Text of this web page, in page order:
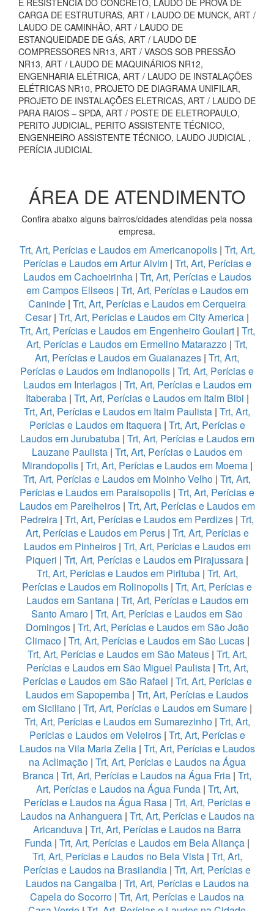
E RESISTÊNCIA DO CONCRETO, LAUDO DE PROVA DE
CARGA DE ESTRUTURAS, ART / LAUDO DE MUNCK, ART /
LAUDO DE CAMINHÃO, ART / LAUDO DE
ESTANQUEIDADE DE GÁS, ART / LAUDO DE
COMPRESSORES NR13, ART / VASOS SOB PRESSÃO
NR13, ART / LAUDO DE MAQUINÁRIOS NR12,
ENGENHARIA ELÉTRICA, ART / LAUDO DE INSTALAÇÕES
ELÉTRICAS NR10, PROJETO DE DIAGRAMA UNIFILAR,
PROJETO DE INSTALAÇÕES ELETRICAS, ART / LAUDO DE
PARA RAIOS – SPDA, ART / POSTE DE ELETROPAULO,
PERITO JUDICIAL, PERITO ASSISTENTE TÉCNICO,
ENGENHEIRO ASSISTENTE TÉCNICO, LAUDO JUDICIAL ,
PERÍCIA JUDICIAL
ÁREA DE ATENDIMENTO
Confira abaixo alguns bairros/cidades atendidas pela nossa
empresa.
Trt, Art, Perícias e Laudos em Americanopolis | Trt, Art,
Perícias e Laudos em Artur Alvim | Trt, Art, Perícias e
Laudos em Cachoeirinha| Trt, Art, Perícias e Laudos
em Campos Eliseos | Trt, Art, Perícias e Laudos em
Caninde | Trt, Art, Perícias e Laudos em Cerqueira
Cesar| Trt, Art, Perícias e Laudos em City America |
Trt, Art, Perícias e Laudos em Engenheiro Goulart | Trt,
Art, Perícias e Laudos em Ermelino Matarazzo | Trt,
Art, Perícias e Laudos em Guaianazes | Trt, Art,
Perícias e Laudos em Indianopolis | Trt, Art, Perícias e
Laudos em Interlagos| Trt, Art, Perícias e Laudos em
Itaberaba| Trt, Art, Perícias e Laudos em Itaim Bibi |
Trt, Art, Perícias e Laudos em Itaim Paulista | Trt, Art,
Perícias e Laudos em Itaquera| Trt, Art, Perícias e
Laudos em Jurubatuba| Trt, Art, Perícias e Laudos em
Lauzane Paulista | Trt, Art, Perícias e Laudos em
Mirandopolis| Trt, Art, Perícias e Laudos em Moema|
Trt, Art, Perícias e Laudos em Moinho Velho | Trt, Art,
Perícias e Laudos em Paraisopolis | Trt, Art, Perícias e
Laudos em Parelheiros| Trt, Art, Perícias e Laudos em
Pedreira | Trt, Art, Perícias e Laudos em Perdizes | Trt,
Art, Perícias e Laudos em Perus| Trt, Art, Perícias e
Laudos em Pinheiros| Trt, Art, Perícias e Laudos em
Piqueri | Trt, Art, Perícias e Laudos em Pirajussara |
Trt, Art, Perícias e Laudos em Pirituba| Trt, Art,
Perícias e Laudos em Rolinopolis | Trt, Art, Perícias e
Laudos em Santana| Trt, Art, Perícias e Laudos em
Santo Amaro | Trt, Art, Perícias e Laudos em São
Domingos| Trt, Art, Perícias e Laudos em São João
Climaco| Trt, Art, Perícias e Laudos em São Lucas|
Trt, Art, Perícias e Laudos em São Mateus | Trt, Art,
Perícias e Laudos em São Miguel Paulista| Trt, Art,
Perícias e Laudos em São Rafael | Trt, Art, Perícias e
Laudos em Sapopemba | Trt, Art, Perícias e Laudos
em Siciliano | Trt, Art, Perícias e Laudos em Sumare |
Trt, Art, Perícias e Laudos em Sumarezinho| Trt, Art,
Perícias e Laudos em Veleiros| Trt, Art, Perícias e
Laudos na Vila Maria Zelia| Trt, Art, Perícias e Laudos
na Aclimação| Trt, Art, Perícias e Laudos na Água
Branca | Trt, Art, Perícias e Laudos na Água Fria | Trt,
Art, Perícias e Laudos na Água Funda| Trt, Art,
Perícias e Laudos na Água Rasa | Trt, Art, Perícias e
Laudos na Anhanguera| Trt, Art, Perícias e Laudos na
Aricanduva | Trt, Art, Perícias e Laudos na Barra
Funda | Trt, Art, Perícias e Laudos em Bela Aliança |
Trt, Art, Perícias e Laudos no Bela Vista| Trt, Art,
Perícias e Laudos na Brasilandia | Trt, Art, Perícias e
Laudos na Cangaiba| Trt, Art, Perícias e Laudos na
Capela do Socorro | Trt, Art, Perícias e Laudos na